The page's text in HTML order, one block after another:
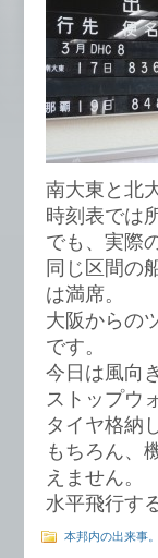
南大東と北
時刻表では
でも、実際
同じ区間の
は満席。
大阪からの
です。
今日は風向
ストップウ
タイヤ格納
もちろん、
えません。
水平飛行す
本邦内の出来事